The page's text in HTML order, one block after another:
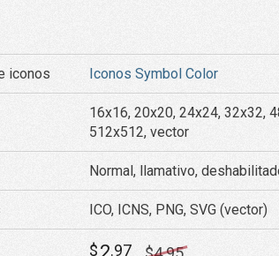
iconos Iconos Symbol Color
16x16, 20x20, 24x24, 32x32,
512x512, vector
Normal, llamativo,
ICO, ICNS, PNG, SVG (vector)
$ .97